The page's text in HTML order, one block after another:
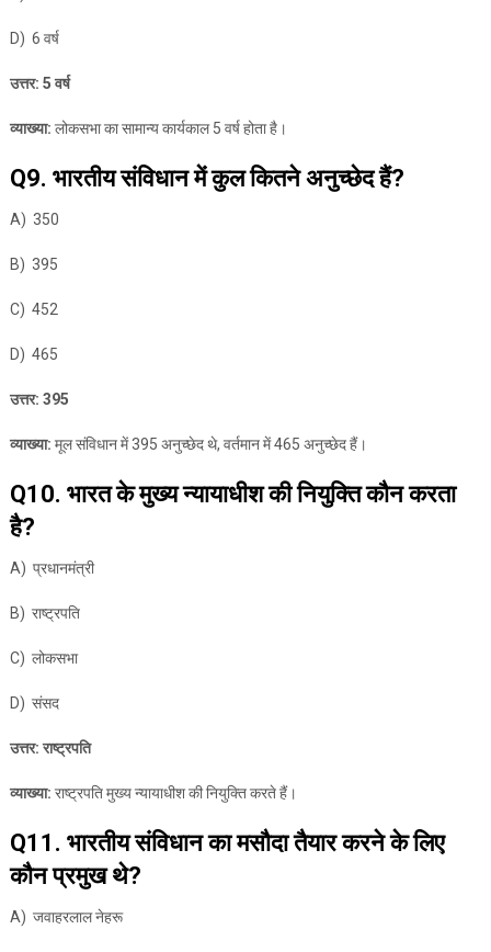
D) 6 वर्ष
उत्तर: 5 वर्ष
व्याख्या: लोकसभा का सामान्य कार्यकाल 5 वर्ष होता है।
Q9. भारतीय संविधान में कुल कितने अनुच्छेद हैं?
A) 350
B) 395
C) 452
D) 465
उत्तर: 395
व्याख्या: मूल संविधान में 395 अनुच्छेद थे, वर्तमान में 465 अनुच्छेद हैं।
Q10. भारत के मुख्य न्यायाधीश की नियुक्ति कौन करता
है?
A) प्रधानमंत्री
B) राष्ट्रपति
C) लोकसभा
D) संसद
उत्तर: राष्ट्रपति
व्याख्या: राष्ट्रपति मुख्य न्यायाधीश की नियुक्ति करते हैं।
Q11. भारतीय संविधान का मसौदा तैयार करने के लिए
कौन प्रमुख थे?
A) जवाहरलाल नेहरू